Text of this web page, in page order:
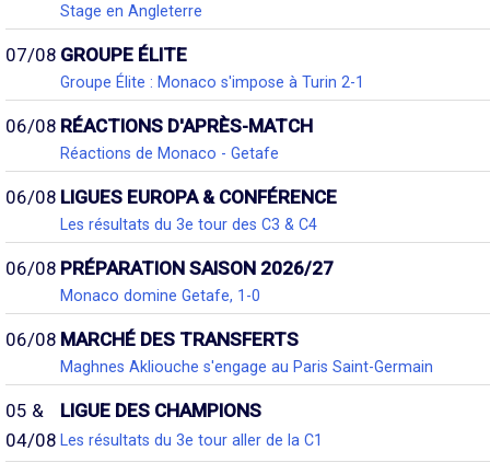
Stage en Angleterre
07/08 GROUPE ÉLITE
Groupe Élite : Monaco s'impose à Turin 2-1
06/08 RÉACTIONS D'APRÈS-MATCH
Réactions de Monaco - Getafe
06/08 LIGUES EUROPA & CONFÉRENCE
Les résultats du 3e tour des C3 & C4
06/08 PRÉPARATION SAISON 2026/27
Monaco domine Getafe, 1-0
06/08 MARCHÉ DES TRANSFERTS
Maghnes Akliouche s'engage au Paris Saint-Germain
05 &
04/08
LIGUE DES CHAMPIONS
Les résultats du 3e tour aller de la C1